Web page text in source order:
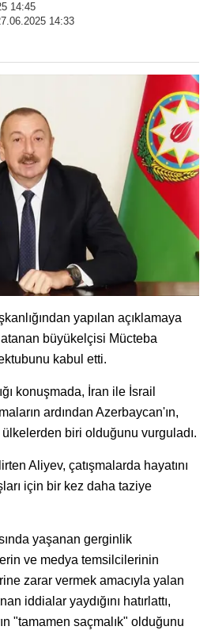
14:45
14:33
yapılan açıklamaya
büyükelçisi Mücteba
kabul etti.
konuşmada, İran ile İsrail
ardından Azerbaycan'ın,
biri olduğunu vurguladı.
Aliyev, çatışmalarda hayatını
için bir kez daha taziye
yaşanan gerginlik
ve medya temsilcilerinin
zarar vermek amacıyla yalan
iddialar yaydığını hatırlattı,
"tamamen saçmalık" olduğunu